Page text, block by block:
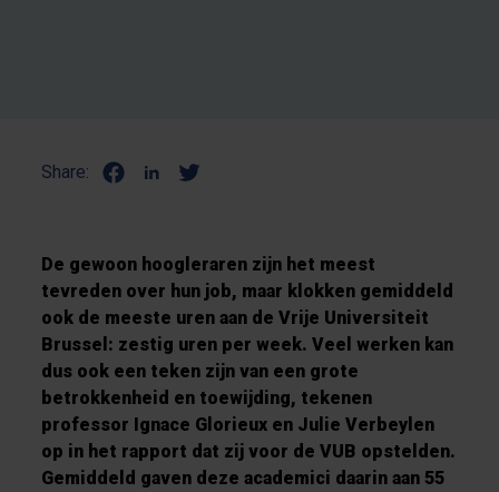
Share:
De gewoon hoogleraren zijn het meest
tevreden over hun job, maar klokken gemiddeld
ook de meeste uren aan de Vrije Universiteit
Brussel: zestig uren per week. Veel werken kan
dus ook een teken zijn van een grote
betrokkenheid en toewijding, tekenen
professor Ignace Glorieux en Julie Verbeylen
op in het rapport dat zij voor de VUB opstelden.
Gemiddeld gaven deze academici daarin aan 55